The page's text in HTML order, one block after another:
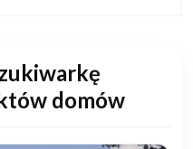
domów